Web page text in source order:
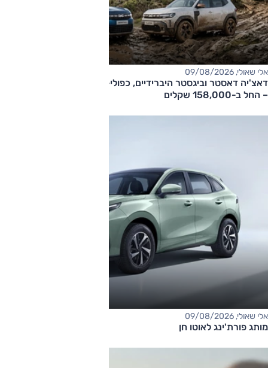
אלי שאולי, 09/08/2026
דאצ'יה דאסטר וביגסטר היברידיים, כפולי-הנעה עם תיבה אוטומטית
– החל ב-158,000 שקלים
אלי שאולי, 09/08/2026
מותג פורת'ינג לאוטו חן